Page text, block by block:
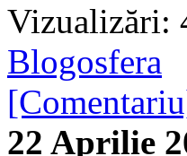
Vizualizări:
Blogosfera
22 Aprilie